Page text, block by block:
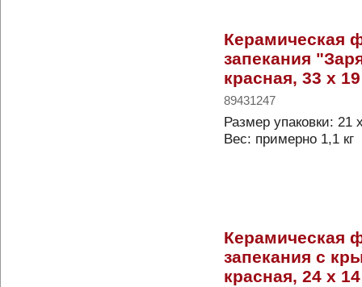
Керамическая
запекания
красная, 33 x
89431247
Размер упаковки: 21
Вес: примерно 1,1 кг
Керамическая
запекания с
красная, 24 x